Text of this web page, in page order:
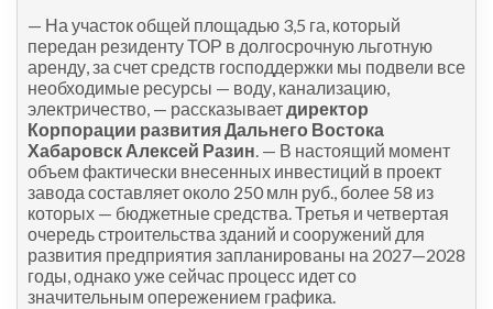
— На участок общей площадью 3,5 га, который
передан резиденту ТОР в долгосрочную льготную
аренду, за счет средств господдержки мы подвели все
необходимые ресурсы — воду, канализацию,
электричество, — рассказываетдиректор
Корпорации развития Дальнего Востока
Хабаровск Алексей Разин. — В настоящий момент
объем фактически внесенных инвестиций в проект
завода составляет около 250 млн руб., более 58 из
которых — бюджетные средства. Третья и четвертая
очередь строительства зданий и сооружений для
развития предприятия запланированы на 2027—2028
годы, однако уже сейчас процесс идет со
значительным опережением графика.